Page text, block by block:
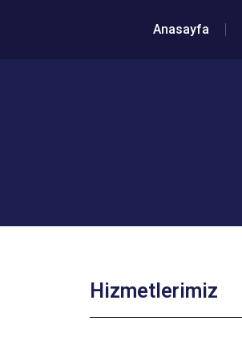
Anasayfa
Hizmetlerimiz